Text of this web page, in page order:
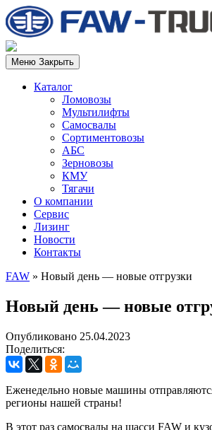
Меню Закрыть
Каталог
Ломовозы
Мультилифты
Самосвалы
Сортиментовозы
АБС
Зерновозы
КМУ
Тягачи
О компании
Сервис
Лизинг
Новости
Контакты
FAW » Новый день — новые отгрузки
Новый день — новые
Опубликовано 25.04.2023
Поделиться:
Еженедельно новые машины
регионы нашей страны!
В этот раз самосвалы на шасси FAW и